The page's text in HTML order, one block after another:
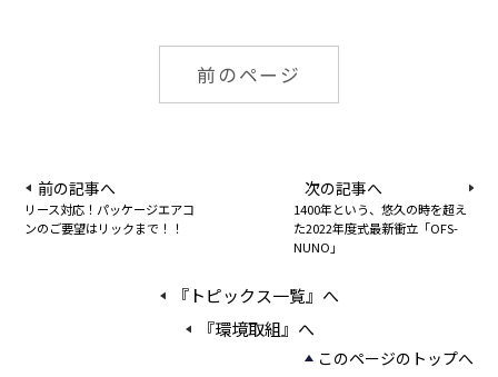
前のページ
前の記事へ
リース対応！パッケージエアコ
ンのご要望はリックまで！！
次の記事へ
1400年という、悠久の時を超え
た2022年度式最新衝立「OFS-
NUNO」
『トピックス一覧』へ
『環境取組』へ
このページのトップへ